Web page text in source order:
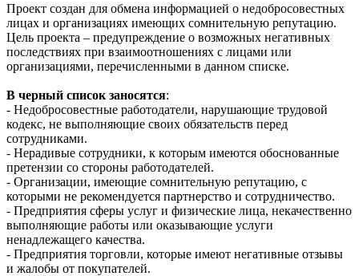
Проект создан для обмена информацией о недобросовестных
лицах и организациях имеющих сомнительную репутацию.
Цель проекта – предупреждение о возможных негативных
последствиях при взаимоотношениях с лицами или
организациями, перечисленными в данном списке.
В черный список заносятся:
- Недобросовестные работодатели, нарушающие трудовой
кодекс, не выполняющие своих обязательств перед
сотрудниками.
- Нерадивые сотрудники, к которым имеются обоснованные
претензии со стороны работодателей.
- Организации, имеющие сомнительную репутацию, с
которыми не рекомендуется партнерство и сотрудничество.
- Предприятия сферы услуг и физические лица, некачественно
выполняющие работы или оказывающие услуги
ненадлежащего качества.
- Предприятия торговли, которые имеют негативные отзывы
и жалобы от покупателей.